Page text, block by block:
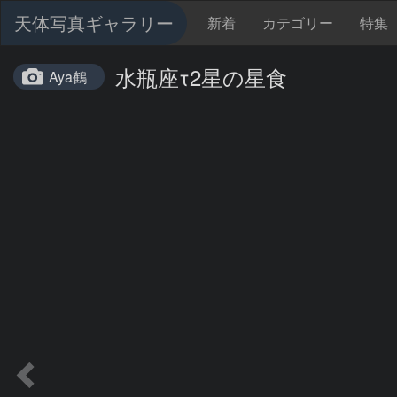
天体写真ギャラリー 新着 カテゴリー 特集
Aya鶴 水瓶座τ2星の星食